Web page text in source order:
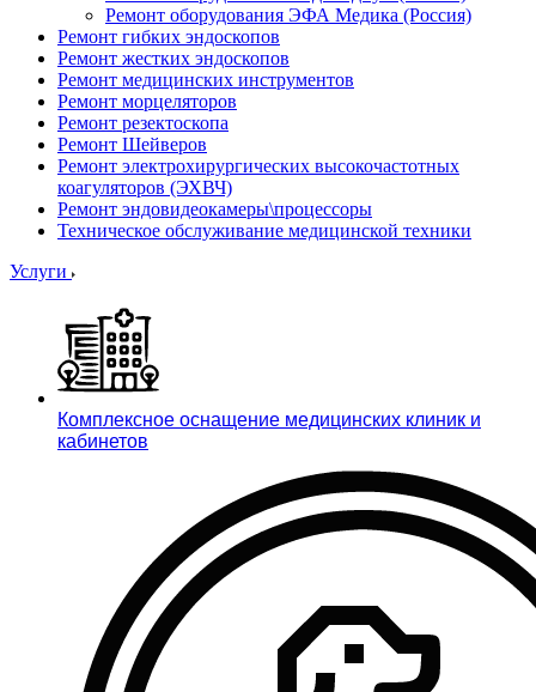
Ремонт оборудования ЭФА Медика (Россия)
Ремонт гибких эндоскопов
Ремонт жестких эндоскопов
Ремонт медицинских инструментов
Ремонт морцеляторов
Ремонт резектоскопа
Ремонт Шейверов
Ремонт электрохирургических высокочастотных
коагуляторов (ЭХВЧ)
Ремонт эндовидеокамеры\процессоры
Техническое обслуживание медицинской техники
Услуги
Комплексное оснащение медицинских клиник и
кабинетов